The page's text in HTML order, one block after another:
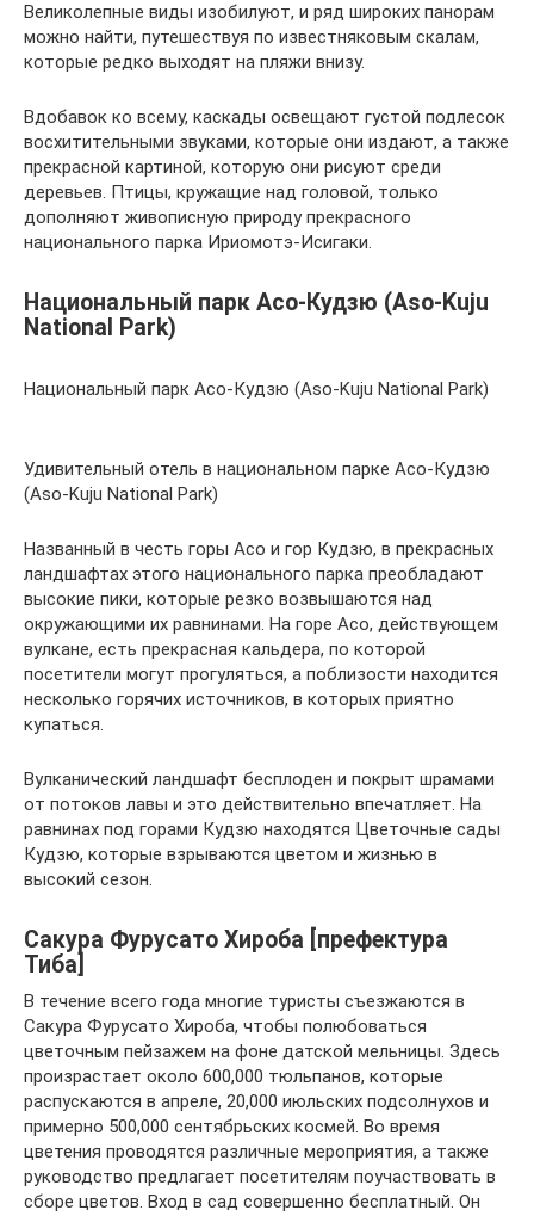
Великолепные виды изобилуют, и ряд широких панорам
можно найти, путешествуя по известняковым скалам,
которые редко выходят на пляжи внизу.
Вдобавок ко всему, каскады освещают густой подлесок
восхитительными звуками, которые они издают, а также
прекрасной картиной, которую они рисуют среди
деревьев. Птицы, кружащие над головой, только
дополняют живописную природу прекрасного
национального парка Ириомотэ-Исигаки.
Национальный парк Асо-Кудзю (Aso-Kuju
National Park)
Национальный парк Асо-Кудзю (Aso-Kuju National Park)
Удивительный отель в национальном парке Асо-Кудзю
(Aso-Kuju National Park)
Названный в честь горы Асо и гор Кудзю, в прекрасных
ландшафтах этого национального парка преобладают
высокие пики, которые резко возвышаются над
окружающими их равнинами. На горе Асо, действующем
вулкане, есть прекрасная кальдера, по которой
посетители могут прогуляться, а поблизости находится
несколько горячих источников, в которых приятно
купаться.
Вулканический ландшафт бесплоден и покрыт шрамами
от потоков лавы и это действительно впечатляет. На
равнинах под горами Кудзю находятся Цветочные сады
Кудзю, которые взрываются цветом и жизнью в
высокий сезон.
Сакура Фурусато Хироба [префектура
Тиба]
В течение всего года многие туристы съезжаются в
Сакура Фурусато Хироба, чтобы полюбоваться
цветочным пейзажем на фоне датской мельницы. Здесь
произрастает около 600,000 тюльпанов, которые
распускаются в апреле, 20,000 июльских подсолнухов и
примерно 500,000 сентябрьских космей. Во время
цветения проводятся различные мероприятия, а также
руководство предлагает посетителям поучаствовать в
сборе цветов. Вход в сад совершенно бесплатный. Он